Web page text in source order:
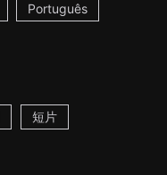
Português
短片